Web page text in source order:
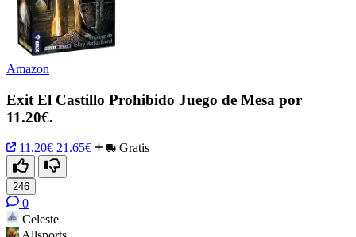
Amazon
Exit El Castillo Prohibido Juego de Mesa por
11.20€.
11.20€ 21.65€ Gratis
246
0
Celeste